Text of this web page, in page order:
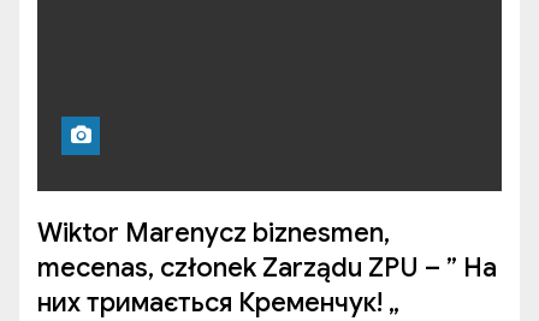
Wiktor Marenycz biznesmen,
mecenas, członek Zarządu ZPU – ” На
них тримається Кременчук! „